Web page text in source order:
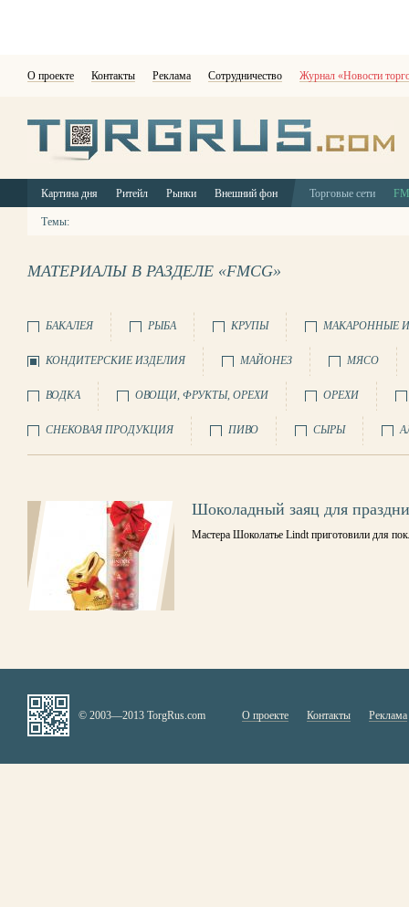
О проекте Контакты Реклама Сотрудничество Журнал «Новости
Картина дня Ритейл Рынки Внешний фон Торговые сети
Темы:
МАТЕРИАЛЫ В РАЗДЕЛЕ «FMCG»
БАКАЛЕЯ РЫБА КРУПЫ МАКАРОННЫЕ
КОНДИТЕРСКИЕ ИЗДЕЛИЯ МАЙОНЕЗ МЯСО
ВОДКА ОВОЩИ, ФРУКТЫ, ОРЕХИ ОРЕХИ
СНЕКОВАЯ ПРОДУКЦИЯ ПИВО СЫРЫ
Шоколадный заяц для
Мастера Шоколатье Lindt приготовили для
© 2003—2013 TorgRus.com О проекте Контакты Реклама